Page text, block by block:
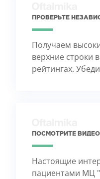
ПРОВЕРЬТЕ
Получаем
верхние строки
рейтингах.
ПОСМОТРИТЕ
Настоящие
пациентами МЦ